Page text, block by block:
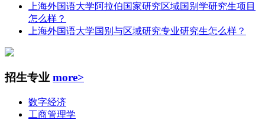
上海外国语大学阿拉伯国家研究区域国别学研究生项目
怎么样？
上海外国语大学国别与区域研究专业研究生怎么样？
招生专业 more>
数字经济
工商管理学